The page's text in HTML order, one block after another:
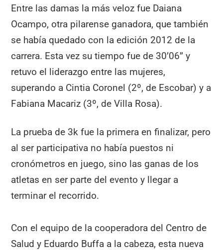
Entre las damas la más veloz fue Daiana
Ocampo, otra pilarense ganadora, que también
se había quedado con la edición 2012 de la
carrera. Esta vez su tiempo fue de 30’06’’ y
retuvo el liderazgo entre las mujeres,
superando a Cintia Coronel (2º, de Escobar) y a
Fabiana Macariz (3º, de Villa Rosa).
La prueba de 3k fue la primera en finalizar, pero
al ser participativa no había puestos ni
cronómetros en juego, sino las ganas de los
atletas en ser parte del evento y llegar a
terminar el recorrido.
Con el equipo de la cooperadora del Centro de
Salud y Eduardo Buffa a la cabeza, esta nueva